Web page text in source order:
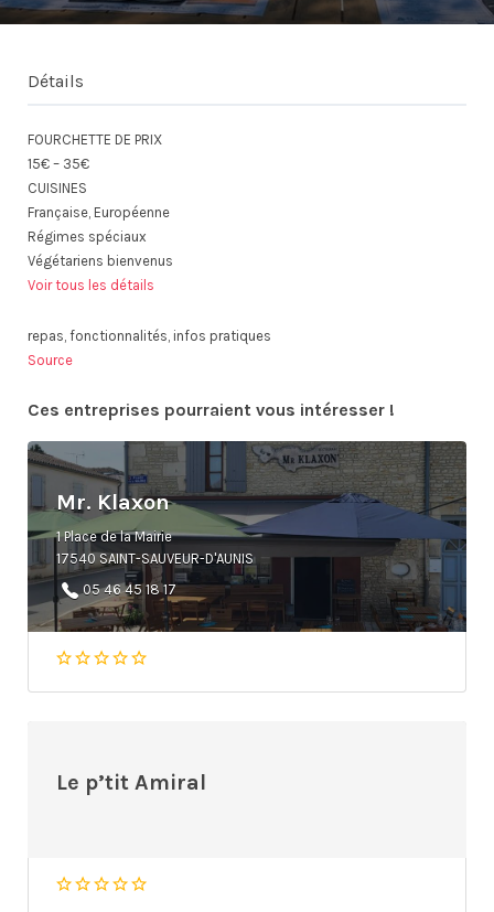
Détails
FOURCHETTE DE PRIX
15€ – 35€
CUISINES
Française, Européenne
Régimes spéciaux
Végétariens bienvenus
Voir tous les détails
repas, fonctionnalités, infos pratiques
Source
Ces entreprises pourraient vous intéresser !
Mr. Klaxon
1 Place de la Mairie
17540 SAINT-SAUVEUR-D'AUNIS
05 46 45 18 17
Le p’tit Amiral